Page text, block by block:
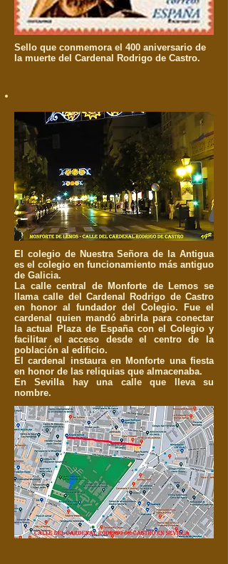
Sello que conmemora el 400 aniversario de
la muerte del Cardenal Rodrigo de Castro.
El colegio de Nuestra Señora de la Antigua
es el colegio en funcionamiento más antiguo
de Galicia.
La calle central de Monforte de Lemos se
llama calle del Cardenal Rodrigo de Castro
en honor al fundador del Colegio. Fue el
cardenal quien mandó abrirla para conectar
la actual Plaza de España con el Colegio y
facilitar el acceso desde el centro de la
población al edificio.
El cardenal instaura en Monforte una fiesta
en honor de las reliquias que almacenaba.
En Sevilla hay una calle que lleva su
nombre.